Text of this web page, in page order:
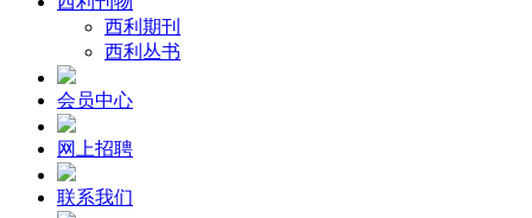
西利期刊
西利丛书
会员中心
网上招聘
联系我们